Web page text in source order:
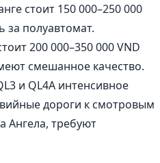
стоит 150 000–250 000
за полуавтомат.
200 000–350 000 VND
смешанное качество.
и QL4A интенсивное
дороги к смотровым
Ангела, требуют